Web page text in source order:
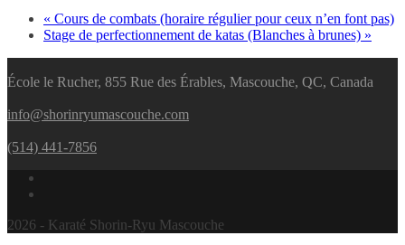
« Cours de combats (horaire régulier pour ceux n’en font pas)
Stage de perfectionnement de katas (Blanches à brunes) »
École le Rucher, 855 Rue des Érables, Mascouche, QC, Canada
info@shorinryumascouche.com
(514) 441-7856
2026 - Karaté Shorin-Ryu Mascouche